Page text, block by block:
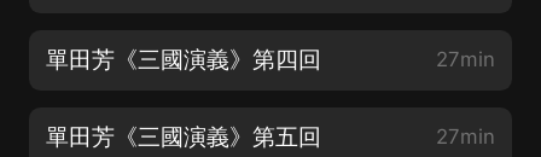
單田芳《三國演義》第四回 27min
單田芳《三國演義》第五回 27min